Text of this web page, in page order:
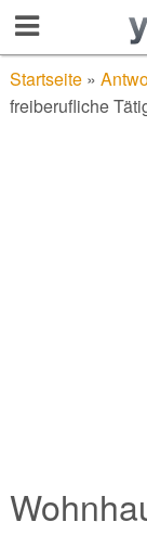
Startseite»
freiberufliche